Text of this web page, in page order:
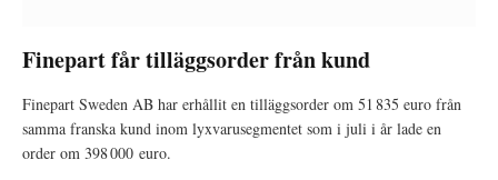
Finepart får tilläggsorder från kund
Finepart Sweden AB har erhållit en tilläggsorder om 51 835 euro från
samma franska kund inom lyxvarusegmentet som i juli i år lade en
order om 398 000 euro.